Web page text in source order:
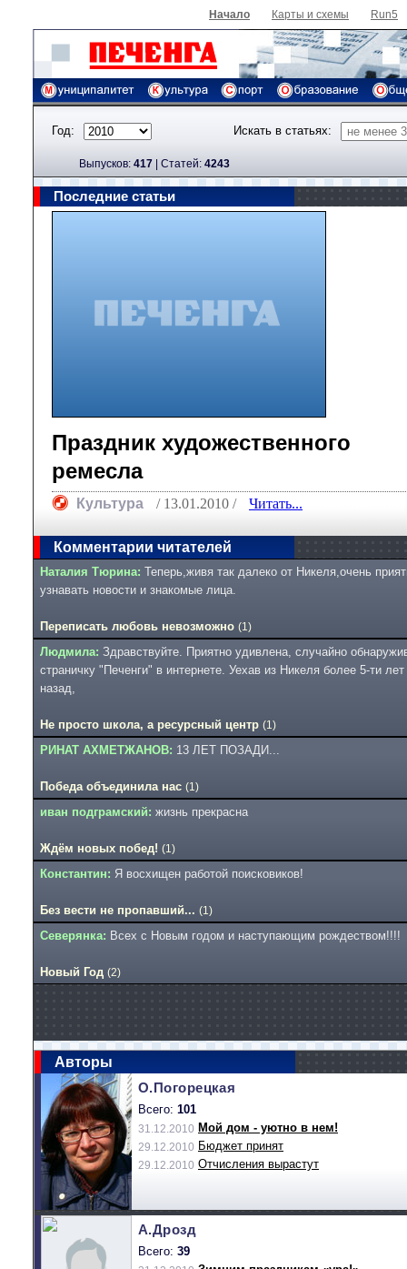
Начало Карты и схемы Run5
Год: Искать в статьях:
Выпусков: 417 | Cтатей: 4243
Последние статьи
Праздник художественного
ремесла
Культура / 13.01.2010 / Читать...
Комментарии читателей
Наталия Тюрина: Теперь,живя так далеко от Никеля,очень
узнавать новости и знакомые лица.
Переписать любовь невозможно (1)
Людмила: Здравствуйте. Приятно удивлена, случайно
страничку "Печенги" в интернете. Уехав из Никеля более 5-ти лет
назад,
Не просто школа, а ресурсный центр (1)
РИНАТ АХМЕТЖАНОВ: 13 ЛЕТ ПОЗАДИ...
Победа объединила нас (1)
иван подграмский: жизнь прекрасна
Ждём новых побед! (1)
Константин: Я восхищен работой поисковиков!
Без вести не пропавший... (1)
Северянка: Всех с Новым годом и наступающим рождеством!!!!
Новый Год (2)
Авторы
О.Погорецкая
Всего: 101
31.12.2010 Мой дом - уютно в нем!
29.12.2010 Бюджет принят
29.12.2010 Отчисления вырастут
А.Дрозд
Всего: 39